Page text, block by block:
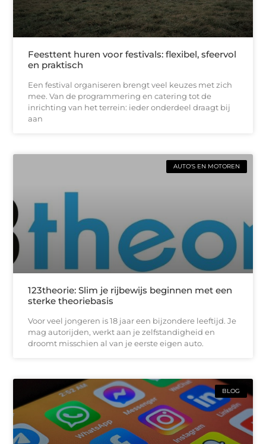
Feesttent huren voor festivals: flexibel, sfeervol
en praktisch
Een festival organiseren brengt veel keuzes met zich
mee. Van de programmering en catering tot de
inrichting van het terrein: ieder onderdeel draagt bij
aan
AUTO'S EN MOTOREN
123theorie: Slim je rijbewijs beginnen met een
sterke theoriebasis
Voor veel jongeren is 18 jaar een bijzondere leeftijd. Je
mag autorijden, werkt aan je zelfstandigheid en
droomt misschien al van je eerste eigen auto.
BLOG